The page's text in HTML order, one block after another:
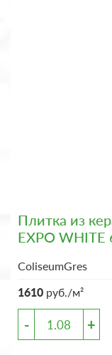
Плитка из
EXPO WHITE
ColiseumGres
1610 руб./м²
- +